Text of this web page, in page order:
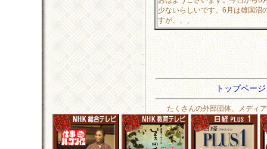
少ないらしいです。6月は雄国沼
すが、、、
トップペー
たくさんの外部団体、メディ